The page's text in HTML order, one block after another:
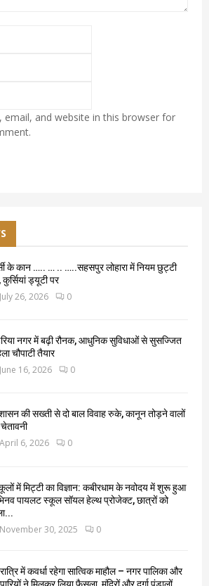
email, and website in this browser for
के कान ….. … .. …..सहसपुर लोहारा में नियम छुट्टी
कुर्सियां ड्यूटी पर
July 26, 2026 0
नगर में बढ़ी रौनक, आधुनिक सुविधाओं से सुसज्जित
चौपाटी तैयार
June 16, 2026 0
की सख्ती से दो बाल विवाह रुके, कानून तोड़ने वालों
April 6, 2026 0
में मिट्टी का विज्ञान: कबीरधाम के नवोदय में शुरू हुआ
पायलट स्कूल सॉयल हेल्थ प्रोजेक्ट, छात्रों को
November 30, 2025 0
में कवर्धा रहेगा सात्विक माहौल – नगर पालिका और
ने मिलकर लिया फैसला, मंदिरों और दुर्गा पंडालों